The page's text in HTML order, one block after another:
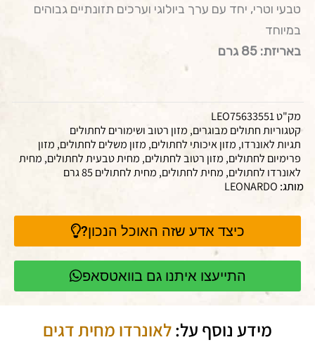
טבעי וטרי, יחד עם ערך ביולוגי וערכים תזונתיים גבוהים
במיוחד
באריזת: 85 גרם
מק"טLEO75633551
קטגוריותחתולים מבוגרים, מזון רטוב ושימורים לחתולים
תגיותלאונרדו, מזון איכותי לחתולים, מזון משלים לחתולים, מזון
פרימיום לחתולים, מזון רטוב לחתולים, מחית טבעית לחתולים, מחית
לאונרדו לחתולים, מחית לחתולים, מחית לחתולים 85 גרם
מותג: LEONARDO
כיצד אדע שזה האוכל הנכון?
התייעצו איתנו גם בוואטסאפ
מידע נוסף על:לאונרדו מחית דגים